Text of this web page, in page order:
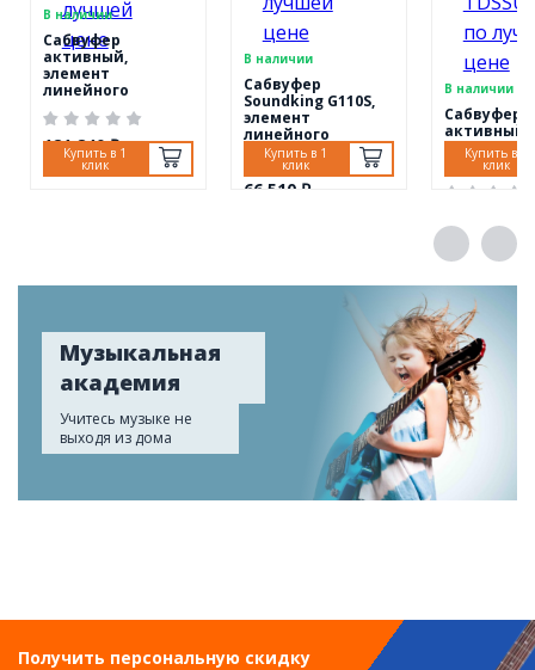
В наличии
Сабвуфер
активный,
элемент
линейного
массива,
Soundking G210SA
121 840 ₽
Купить в 1
клик
В наличии
Сабвуфер
Soundking G110S,
элемент
линейного
массива
66 510 ₽
Купить в 1
клик
В наличии
Сабвуфер
активный,
Port Audio
Купить в 1
клик
Музыкальная
академия
Учитесь музыке не
выходя из дома
Получить персональную скидку